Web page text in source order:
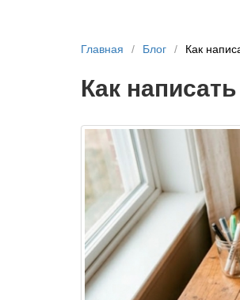
Главная / Блог / Как
Как